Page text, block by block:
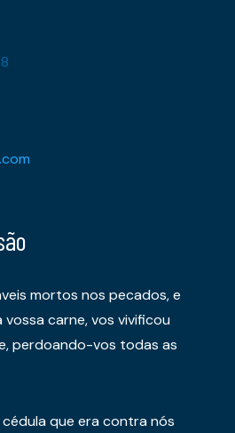
mortos nos pecados, e
carne, vos vivificou
perdoando-vos todas as
que era contra nós